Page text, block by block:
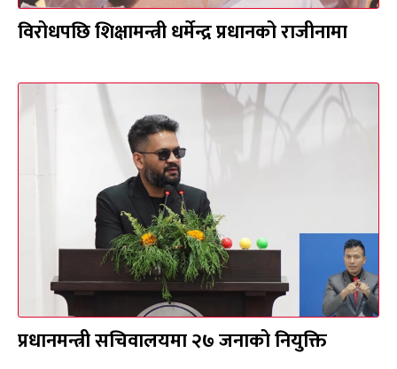
विरोधपछि शिक्षामन्त्री धर्मेन्द्र प्रधानको राजीनामा
प्रधानमन्त्री सचिवालयमा २७ जनाको नियुक्ति